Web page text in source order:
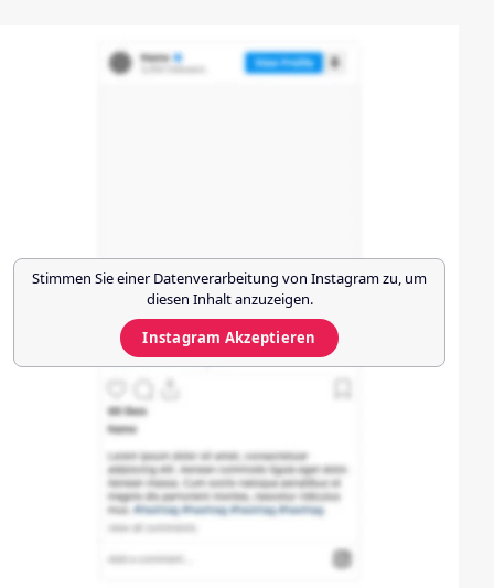
Stimmen Sie einer Datenverarbeitung von Instagramzu, um
diesen Inhalt anzuzeigen.
Instagram Akzeptieren